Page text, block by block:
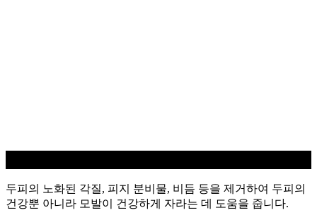
두피의 노화된 각질, 피지 분비물, 비듬 등을 제거하여 두피의
건강뿐 아니라 모발이 건강하게 자라는 데 도움을 줍니다.